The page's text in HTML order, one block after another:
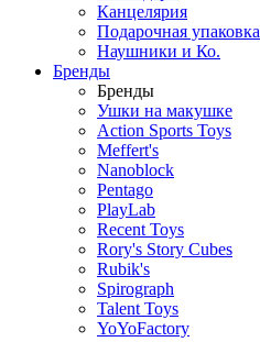
Канцелярия
Подарочная упаковка
Наушники и Ко.
Бренды
Бренды
Ушки на макушке
Action Sports Toys
Meffert's
Nanoblock
Pentago
PlayLab
Recent Toys
Rory's Story Cubes
Rubik's
Spirograph
Talent Toys
YoYoFactory